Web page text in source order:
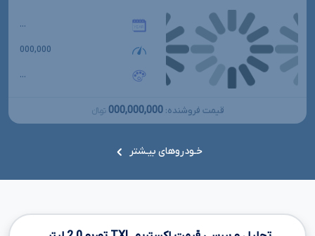
...
000,000
...
قیمت فروشنده: 000,000,000 تومانءءء
خـودروهای بیـشتر